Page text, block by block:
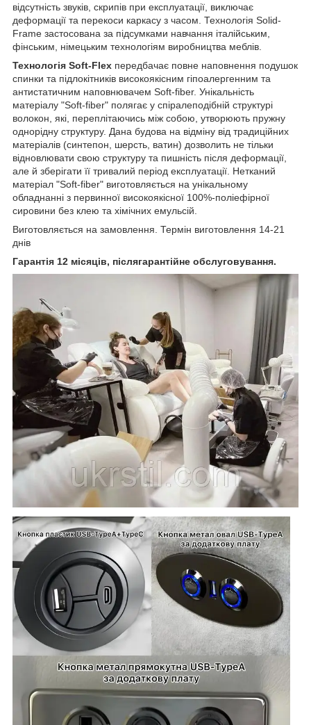
відсутність звуків, скрипів при експлуатації, виключає
деформації та перекоси каркасу з часом. Технологія Solid-
Frame застосована за підсумками навчання італійським,
фінським, німецьким технологіям виробництва меблів.
Технологія Soft-Flex передбачає повне наповнення подушок
спинки та підлокітників високоякісним гіпоалергенним та
антистатичним наповнювачем Soft-fiber. Унікальність
матеріалу "Soft-fiber" полягає у спіралеподібній структурі
волокон, які, переплітаючись між собою, утворюють пружну
однорідну структуру. Дана будова на відміну від традиційних
матеріалів (синтепон, шерсть, ватин) дозволить не тільки
відновлювати свою структуру та пишність після деформації,
але й зберігати її тривалий період експлуатації. Нетканий
матеріал "Soft-fiber" виготовляється на унікальному
обладнанні з первинної високоякісної 100%-поліефірної
сировини без клею та хімічних емульсій.
Виготовляється на замовлення. Термін виготовлення 14-21
днів
Гарантія 12 місяців, післягарантійне обслуговування.